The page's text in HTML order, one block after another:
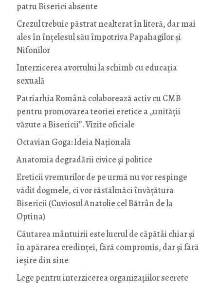
patru Biserici absente
Crezul trebuie păstrat nealterat în literă, dar mai
ales în înțelesul său împotriva Papahagilor și
Nifonilor
Interzicerea avortului la schimb cu educaţia
sexuală
Patriarhia Română colaborează activ cu CMB
pentru promovarea teoriei eretice a „unității
văzute a Bisericii”. Vizite oficiale
Octavian Goga: Ideia Naţională
Anatomia degradării civice și politice
Ereticii vremurilor de pe urmă nu vor respinge
vădit dogmele, ci vor răstălmăci învățătura
Bisericii (Cuviosul Anatolie cel Bătrân de la
Optina)
Căutarea mântuirii este lucrul de căpătâi chiar și
în apărarea credinței, fără compromis, dar și fără
ieșire din sine
Lege pentru interzicerea organizaţiilor secrete